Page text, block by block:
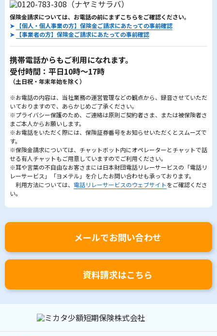
保険金請求については、お電話の前にまずこちらをご確認ください。
➤
【個人・個人事業の方】保険金ご請求にあたっての事前確認
➤
【事業者の方】保険金ご請求にあたっての事前確認
携帯電話からもご利用になれます。
受付時間：平日10時～17時
（土日祝・年末年始を除く）
※お電話の内容は、当社業務の運営管理などの観点から、録音させていただ
いておりますので、あらかじめご了承ください。
※プライバシー保護のため、ご連絡は原則ご契約者さま、または被保険者さ
まご本人からお願いします。
※お電話をいただく際には、保険証券番号をお知らせいただくとスムーズで
す。
※保険金請求については、チャットボット内にオペレーターとチャットで話
せる有人チャットもご用意していますのでご利用ください。
※耳や言葉の不自由なお客さまには日本財団電話リレーサービスの「電話リ
レーサービス」「ヨメテル」を介したお問い合わせも承っております。
利用方法については、 電話リレーサービスのウェブサイトをご確認くださ
い。
メールでお問い合わせ
資料請求はこちら